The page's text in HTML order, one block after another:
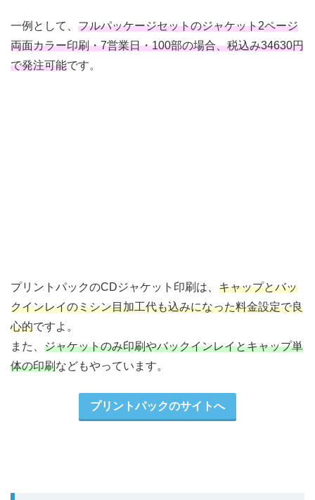
一例として、 フルパッケージセットのジャケット2ページ
両面カラー印刷・7営業日・100部の場合、税込み34630円
で発注可能です。
プリントパックのCDジャケット印刷は、 キャップとバッ
クインレイのミシン目加工代も込みになった料金設定で良
心的ですよ。
また、 ジャケットのみ印刷やバックインレイとキャップ単
体の印刷などもやっています。
プリントパックのサイトへ